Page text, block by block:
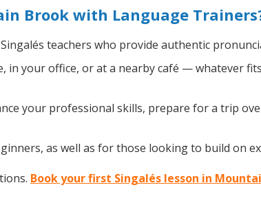
Brook with Language
teachers who provide authentic
in your office, or at a nearby café — whatever
your professional skills, prepare for a trip
as well as for those looking to build on
Book your first Singalés lesson in